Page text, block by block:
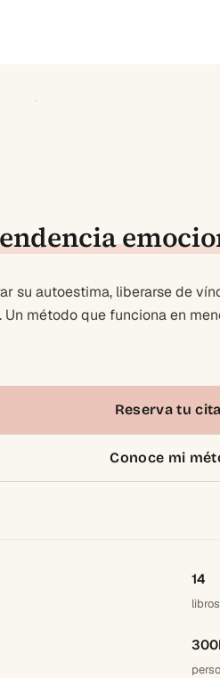
su autoestima, liberarse de
método que funciona en
Reserva tu cita
Conoce mi
14